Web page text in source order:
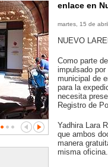
enlace en
martes, 15 de
NUEVO
Como parte
impulsado
municipal de
para la
necesita
Registro de
Yadhira Lara
que ambos
manera
misma oficina.